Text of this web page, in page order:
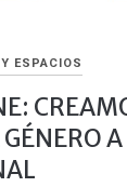
ESPACIOS